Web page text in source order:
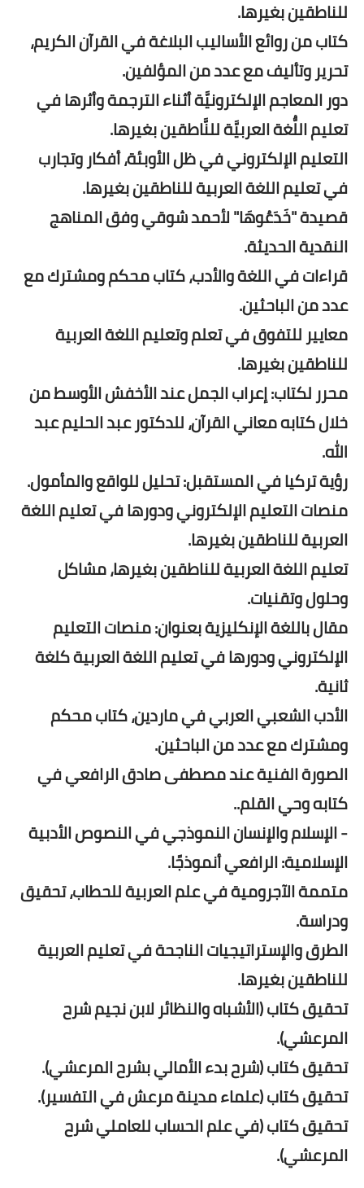
للناطقين بغيرها.
كتاب من روائع الأساليب البلاغة في القرآن الكريم،
تحرير وتأليف مع عدد من المؤلفين.
دور المعاجم الإلكترونيَّة أثناء الترجمة وأثرها في
تعليم اللُّغة العربيَّة للنَّاطقين بغيرها.
التعليم الإلكتروني في ظل الأوبئة، أفكار وتجارب
في تعليم اللغة العربية للناطقين بغيرها.
قصيدة "خَدَعُوهَا" لأحمد شوقي وفق المناهج
النقدية الحديثة.
قراءات في اللغة والأدب، كتاب محكم ومشترك مع
عدد من الباحثين.
معايير للتفوق في تعلم وتعليم اللغة العربية
للناطقين بغيرها.
محرر لكتاب: إعراب الجمل عند الأخفش الأوسط من
خلال كتابه معاني القرآن، للدكتور عبد الحليم عبد
الله.
رؤية تركيا في المستقبل: تحليل للواقع والمأمول.
منصات التعليم الإلكتروني ودورها في تعليم اللغة
العربية للناطقين بغيرها.
تعليم اللغة العربية للناطقين بغيرها، مشاكل
وحلول وتقنيات.
مقال باللغة الإنكليزية بعنوان: منصات التعليم
الإلكتروني ودورها في تعليم اللغة العربية كلغة
ثانية.
الأدب الشعبي العربي في ماردين، كتاب محكم
ومشترك مع عدد من الباحثين.
الصورة الفنية عند مصطفى صادق الرافعي في
كتابه وحي القلم..
- الإسلام والإنسان النموذجي في النصوص الأدبية
الإسلامية: الرافعي أنموذجًا.
متممة الآجرومية في علم العربية للحطاب، تحقيق
ودراسة.
الطرق والإستراتيجيات الناجحة في تعليم العربية
للناطقين بغيرها.
تحقيق كتاب (الأشباه والنظائر لابن نجيم شرح
المرعشي).
تحقيق كتاب (شرح بدء الأمالي بشرح المرعشي).
تحقيق كتاب (علماء مدينة مرعش في التفسير).
تحقيق كتاب (في علم الحساب للعاملي شرح
المرعشي).